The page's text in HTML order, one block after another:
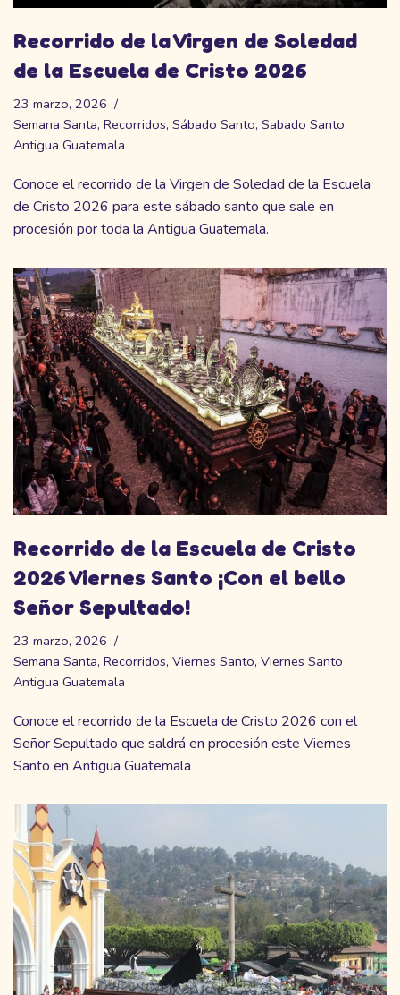
Recorrido de la Virgen de Soledad
de la Escuela de Cristo 2026
23 marzo, 2026
Semana Santa, Recorridos, Sábado Santo, Sabado Santo
Antigua Guatemala
Conoce el recorrido de la Virgen de Soledad de la Escuela
de Cristo 2026 para este sábado santo que sale en
procesión por toda la Antigua Guatemala.
Recorrido de la Escuela de Cristo
2026 Viernes Santo ¡Con el bello
Señor Sepultado!
23 marzo, 2026
Semana Santa, Recorridos, Viernes Santo, Viernes Santo
Antigua Guatemala
Conoce el recorrido de la Escuela de Cristo 2026 con el
Señor Sepultado que saldrá en procesión este Viernes
Santo en Antigua Guatemala